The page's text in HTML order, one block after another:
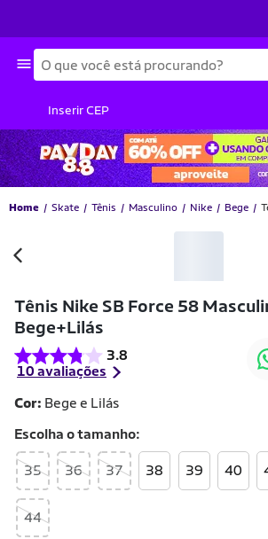
Busca
Inserir CEP
Home Skate Tênis Masculino Nike Bege
Tênis Nike SB Force 58
Bege+Lilás
3.8
10 avaliações
-41% OFF
Cor: Bege e Lilás
Escolha otamanho
35 36 37 38 39 40
44